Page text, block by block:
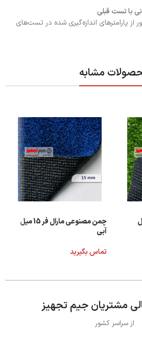
با تست قبلی
بیش از 25 فاکتور از پارامترهای اندازه‌گیری شده در تست‌های
مشابه
چمن مصنوعی مارال فر 15 میل
آبی
تماس بگیرید
مشتریان جیم تجهیز
از سراسر کشور